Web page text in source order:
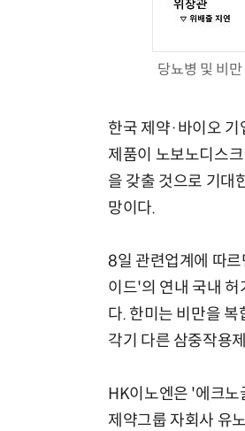
당뇨병 및 비
한국 제약·바이오
제품이 노보노디스
을 갖출 것으로 기대
망이다.
8일 관련업계에 따
이드'의 연내 국내 허
다. 한미는 비만을
각기 다른 삼중작용
HK이노엔은 '에크
제약그룹 자회사 유